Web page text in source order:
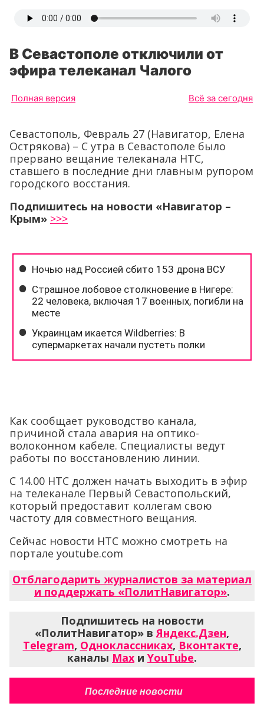
В Севастополе отключили от
эфира телеканал Чалого
Полная версия Всё за сегодня
Севастополь, Февраль 27 (Навигатор, Елена
Острякова) – С утра в Севастополе было
прервано вещание телеканала НТС,
ставшего в последние дни главным рупором
городского восстания.
Подпишитесь на новости «Навигатор –
Крым» >>>
Как сообщает руководство канала,
причиной стала авария на оптико-
волоконном кабеле. Специалисты ведут
работы по восстановлению линии.
С 14.00 НТС должен начать выходить в эфир
на телеканале Первый Севастопольский,
который предоставит коллегам свою
частоту для совместного вещания.
Сейчас новости НТС можно смотреть на
портале youtube.com
Отблагодарить журналистов за материал
и поддержать «ПолитНавигатор».
Подпишитесь на новости
«ПолитНавигатор» вЯндекс.Дзен,
Telegram, Одноклассниках, Вконтакте,
каналы Max и YouTube.
Последние новости